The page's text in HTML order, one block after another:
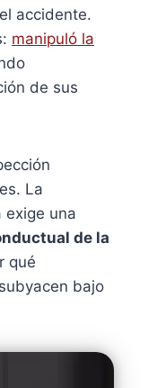
accidente.
manipuló la
de sus
La
exige una
de la
qué
bajo